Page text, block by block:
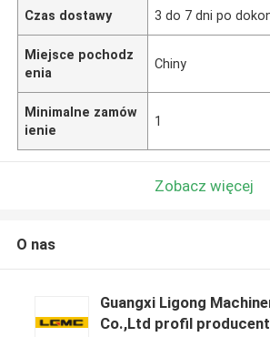
Czas dostawy 3 do 7 dni po
Miejsce pochodz
enia
Chiny
Minimalne zamów
ienie
1
Zobacz więcej
O nas
Guangxi Ligong
Co.,Ltd profil